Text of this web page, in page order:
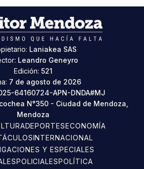
Laniakea SAS
Leandro Geneyro
Edición: 521
7 de agosto de 2026
64160724-APN-DNDA#MJ
N°350 - Ciudad de Mendoza,
Mendoza
DEPORTESECONOMÍA
INTERNACIONAL
Y ESPECIALES
POLICIALESPOLÍTICA